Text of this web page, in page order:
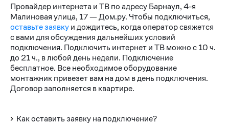
Провайдер интернета и ТВ по адресу Барнаул, 4-я
Малиновая улица, 17 — Дом.ру. Чтобы подключиться,
оставьте заявкуи дождитесь, когда оператор свяжется
с вами для обсуждения дальнейших условий
подключения. Подключить интернет и ТВ можно с 10 ч.
до 21 ч., в любой день недели. Подключение
бесплатное. Все необходимое оборудование
монтажник привезет вам на дом в день подключения.
Договор заполняется в квартире.
Как оставить заявку на подключение?